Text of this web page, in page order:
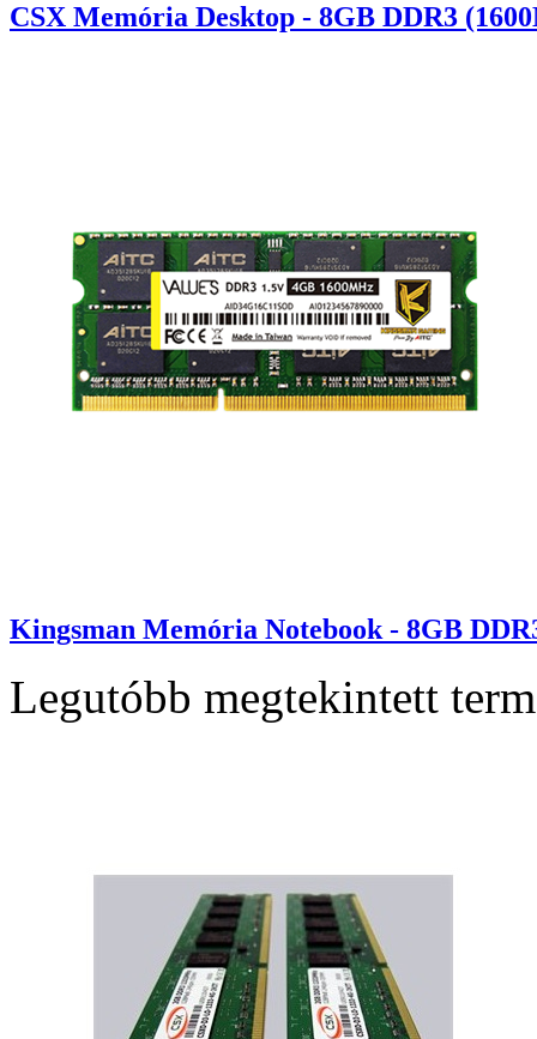
CSX Memória Desktop - 8GB DDR3
Kingsman Memória Notebook - 8GB
Legutóbb megtekintett